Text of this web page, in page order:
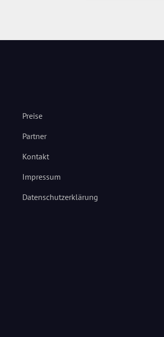
Preise
Partner
Kontakt
Impressum
Datenschutzerklärung